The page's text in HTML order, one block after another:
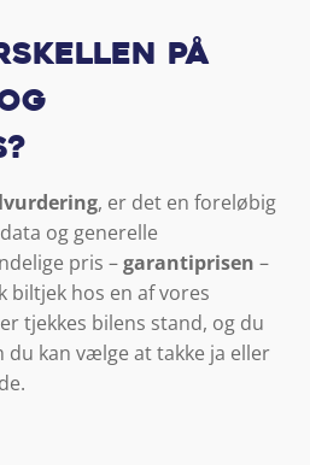
på
, er det en foreløbig
og generelle
pris –garantiprisen –
biltjek hos en af vores
tjekkes bilens stand, og du
kan vælge at takke ja eller